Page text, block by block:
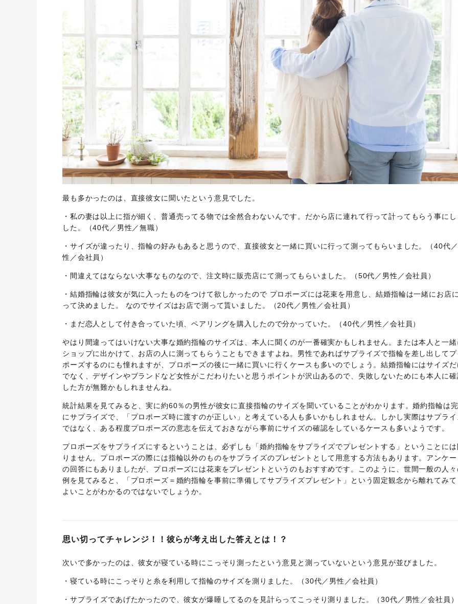
最も多かったのは、直接彼女に聞いたという意見でした。
・私の妻は以上に指が細く、普通売ってる物では全然合わないんです。だから店に連れて行って計ってもらう事に
した。（40代／男性／無職）
・サイズが違ったり、指輪の好みもあると思うので、直接彼女と一緒に買いに行って測ってもらいました。（40代
性／会社員）
・間違えてはならない大事なものなので、注文時に販売店にて測ってもらいました。（50代／男性／会社員）
・結婚指輪は彼女が気に入ったものをつけて欲しかったので プロポーズには花束を用意し、結婚指輪は一緒にお店
って決めました。 なのでサイズはお店で測って貰いました。（20代／男性／会社員）
・まだ恋人として付き合っていた頃、ペアリングを購入したので分かっていた。（40代／男性／会社員）
やはり間違ってはいけない大事な婚約指輪のサイズは、本人に聞くのが一番確実かもしれません。または本人と一
ショップに出かけて、お店の人に測ってもらうこともできますよね。男性であればサプライズで指輪を差し出して
ポーズするのにも憧れますが、プロポーズの後に一緒に買いに行くケースも多いのでしょう。結婚指輪にはサイズ
でなく、デザインやブランドなど女性がこだわりたいと思うポイントが沢山あるので、失敗しないためにも本人に
した方が無難かもしれませんね。
統計結果を見てみると、実に約60％の男性が彼女に直接指輪のサイズを聞いていることがわかります。婚約指輪は
にサプライズで、「プロポーズ時に渡すのが正しい」と考えている人も多いかもしれません。しかし実際はサプラ
ではなく、ある程度プロポーズの意志を伝えておきながら事前にサイズの確認をしているケースも多いようです。
プロポーズをサプライズにするということは、必ずしも「婚約指輪をサプライズでプレゼントする」ということに
りません。プロポーズの際には指輪以外のものをサプライズのプレゼントとして用意する方法もあります。アンケ
の回答にもありましたが、プロポーズには花束をプレゼントというのもおすすめです。このように、世間一般の人
例を見てみると、「プロポーズ＝婚約指輪を事前に準備してサプライズプレゼント」という固定観念から離れてみ
よいことがわかるのではないでしょうか。
思い切ってチャレンジ！！彼らが考え出した答えとは！？
次いで多かったのは、彼女が寝ている時にこっそり測ったという意見と測っていないという意見が並びました。
・寝ている時にこっそりと糸を利用して指輪のサイズを測りました。（30代／男性／会社員）
・サプライズであげたかったので、彼女が爆睡してるのを見計らってこっそり測りました。（30代／男性／会社員）